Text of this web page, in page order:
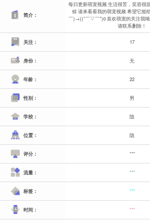
简介：
每日更新萌宠视频 生活很苦，笑容很
候 请来看看我的萌宠视频 希望它能
￣)→))*￣▽￣*)o 喜欢萌宠的关注我
请联系删除！
关注： 17
身份： 无
年龄： 22
性别： 男
学校： 隐
位置： 隐
评分： ***
流量： ***
标签： ***
时间： ***